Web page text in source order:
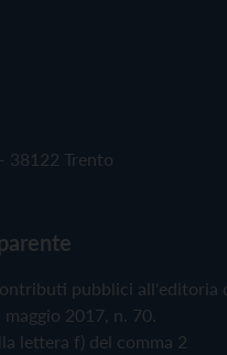
38122 Trento
pubblici all'editoria
2017, n. 70.
lettera f) del comma 2